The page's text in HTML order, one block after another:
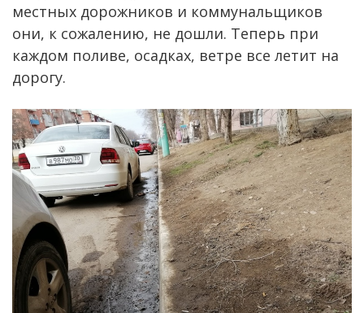
местных дорожников и коммунальщиков
они, к сожалению, не дошли. Теперь при
каждом поливе, осадках, ветре все летит на
дорогу.